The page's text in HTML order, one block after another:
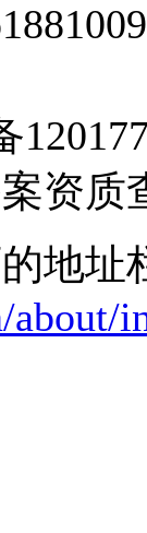
资质
地址